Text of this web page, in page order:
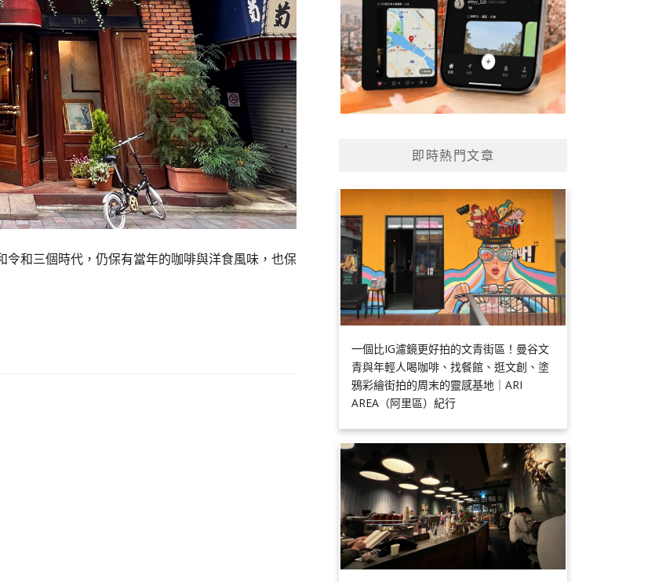
和三個時代，仍保有當年的咖啡與洋食風味，也保
即時熱門文章
一個比IG濾鏡更好拍的文青街區！曼谷文
青與年輕人喝咖啡、找餐館、逛文創、塗
鴉彩繪街拍的周末的靈感基地｜ARI
AREA（阿里區）紀行